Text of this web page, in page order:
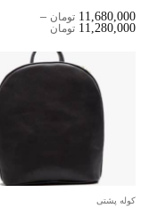
11,680,000 تومان –
11,280,000 تومانPrice
Through
11,680,000 تومان
کوله پشتی